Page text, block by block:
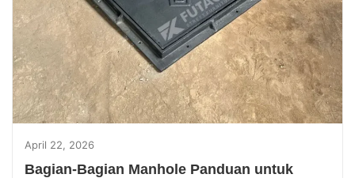
April 22, 2026
Bagian-Bagian Manhole Panduan untuk